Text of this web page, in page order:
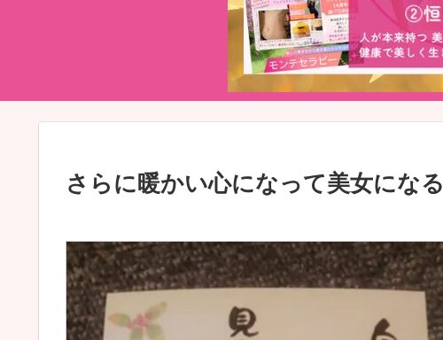
さらに暖かい心になって美女になる